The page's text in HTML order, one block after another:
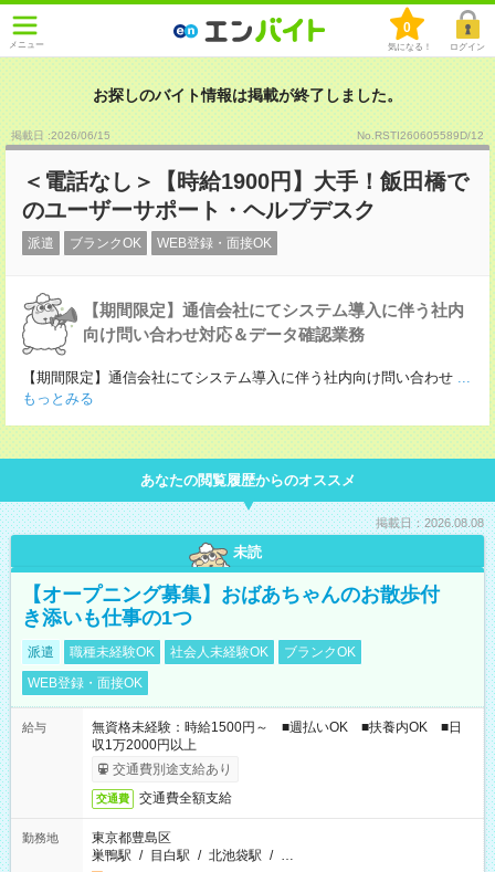
メニュー
0
気になる！ ログイン
お探しのバイト情報は掲載が終了しました。
掲載日 :2026/06/15 No.RSTI260605589D/12
＜電話なし＞【時給1900円】大手！飯田橋で
のユーザーサポート・ヘルプデスク
派遣 ブランクOK WEB登録・面接OK
【期間限定】通信会社にてシステム導入に伴う社内
向け問い合わせ対応＆データ確認業務
【期間限定】通信会社にてシステム導入に伴う社内向け問い合わせ ...
もっとみる
あなたの閲覧履歴からのオススメ
掲載日：2026.08.08
未読
【オープニング募集】おばあちゃんのお散歩付
き添いも仕事の1つ
派遣 職種未経験OK 社会人未経験OK
ブランクOK
WEB登録・面接OK
給与
無資格未経験：時給1500円～ ■週払いOK ■扶養内OK ■日
収1万2000円以上
交通費別途支給あり
交通費 交通費全額支給
勤務地
東京都豊島区
巣鴨駅 / 目白駅 / 北池袋駅 / …